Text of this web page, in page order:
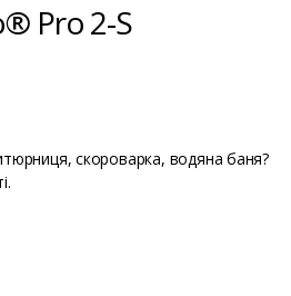
Pro 2-S
скороварка, водяна баня?